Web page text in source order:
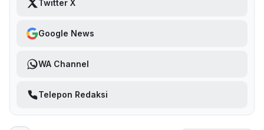
Twitter X
Google News
WA Channel
Telepon Redaksi